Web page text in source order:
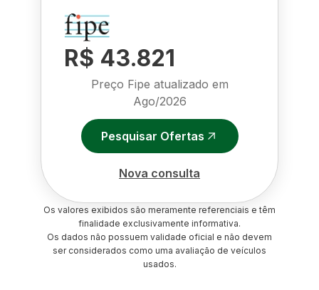
R$ 43.821
Preço Fipe atualizado em
Ago/2026
Pesquisar Ofertas
Nova consulta
Os valores exibidos são meramente referenciais e têm
finalidade exclusivamente informativa.
Os dados não possuem validade oficial e não devem
ser considerados como uma avaliação de veículos
usados.